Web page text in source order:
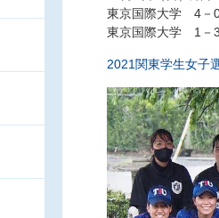
東京国際大学 4
東京国際大学 1－
2021関東学生女子